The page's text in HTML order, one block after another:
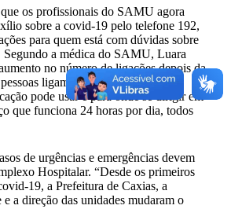
os profissionais do SAMU agora
sobre a covid-19 pelo telefone 192,
para quem está com dúvidas sobre
Segundo a médica do SAMU, Luara
no número de ligações depois da
ligam perguntando sobre os
pode usar e para onde se dirigir em
que funciona 24 horas por dia, todos
de urgências e emergências devem
Hospitalar. “Desde os primeiros
19, a Prefeitura de Caxias, a
e a direção das unidades mudaram o